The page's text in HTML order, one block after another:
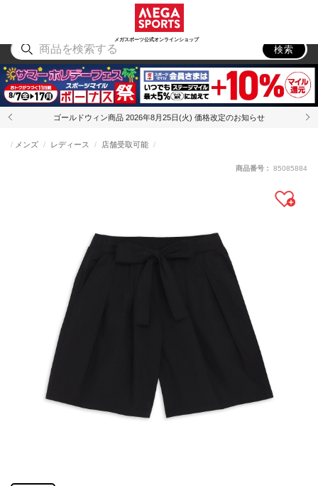
メガスポーツ公式オンラインショップ
アウトドア
検索
ゴールドウィン商品 2026年8月25日(火) 価格改定のお知らせ
メンズ レディース 店舗受取可能
商品番号： 85085884